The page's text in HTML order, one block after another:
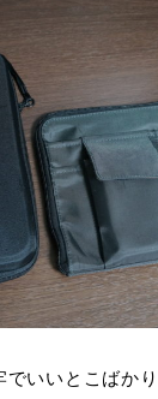
でいいとこばか